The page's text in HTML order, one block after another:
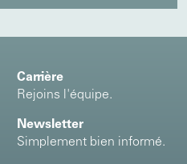
Carrière
Rejoins l'équipe.
Newsletter
Simplement bien informé.